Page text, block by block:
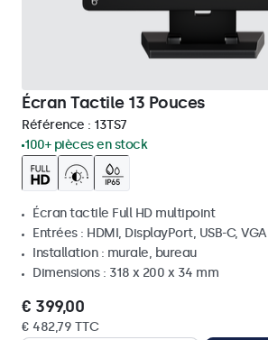
Écran Tactile 13 Pouces
Référence : 13TS7
100+ pièces en stock
Écran tactile Full HD multipoint
Entrées : HDMI, DisplayPort, USB-C, VGA
Installation : murale, bureau
Dimensions : 318 x 200 x 34 mm
€ 399,00
€ 482,79 TTC